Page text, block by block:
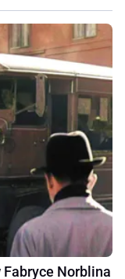
Fabryce Norblina